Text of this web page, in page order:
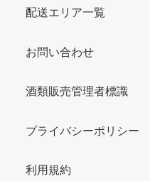
配送エリア一覧
お問い合わせ
酒類販売管理者標識
プライバシーポリシー
利用規約